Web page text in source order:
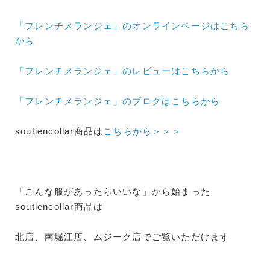
「フレンチメランジェ」のオンラインページはこちら
から
「フレンチメランジェ」のレビューはこちらから
「フレンチメランジェ」のブログはこちらから
soutiencollar商品は こちらから＞＞＞
「こんな服があったらいいな」から始まった
soutiencollar商品は
北店、南堀江店、ムジーク店でご覧いただけます